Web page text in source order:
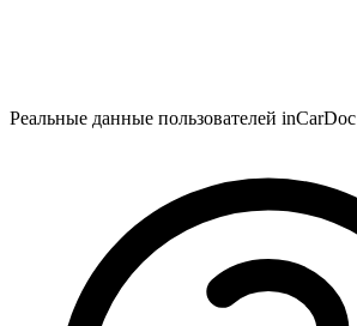
Реальные данные пользователей inCarDoc